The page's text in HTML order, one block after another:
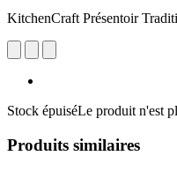
KitchenCraft Présentoir
Stock épuiséLe produit n'est
Produits similaires